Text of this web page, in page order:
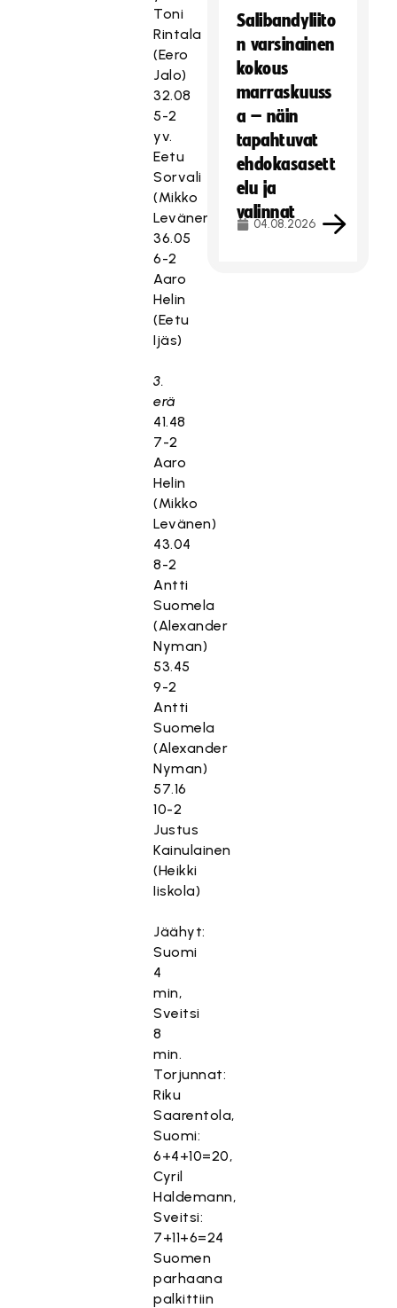
Toni
Rintala
(Eero
Jalo)
32.08
5-2
yv.
Eetu
Sorvali
(Mikko
Levänen)
36.05
6-2
Aaro
Helin
(Eetu
Ijäs)
3.
erä
41.48
7-2
Aaro
Helin
(Mikko
Levänen)
43.04
8-2
Antti
Suomela
(Alexander
Nyman)
53.45
9-2
Antti
Suomela
(Alexander
Nyman)
57.16
10-2
Justus
Kainulainen
(Heikki
Iiskola)
Jäähyt:
Suomi
4
min,
Sveitsi
8
min.
Torjunnat:
Riku
Saarentola,
Suomi:
6+4+10=20,
Cyril
Haldemann,
Sveitsi:
7+11+6=24
Suomen
parhaana
palkittiin
Salibandyliito
n varsinainen
kokous
marraskuuss
a – näin
tapahtuvat
ehdokasasett
elu ja
valinnat
04.08.2026